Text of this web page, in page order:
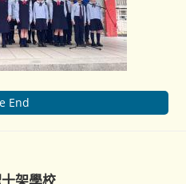
End